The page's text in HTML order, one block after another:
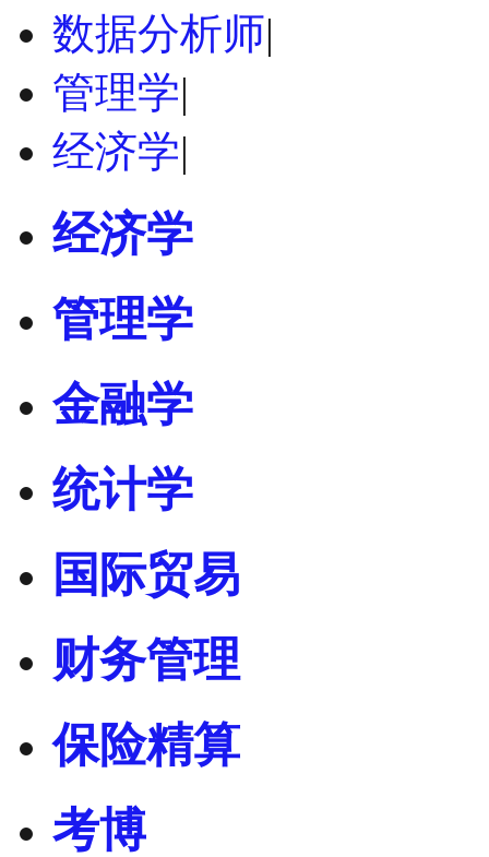
数据分析师|
管理学|
经济学|
经济学
管理学
金融学
统计学
国际贸易
财务管理
保险精算
考博